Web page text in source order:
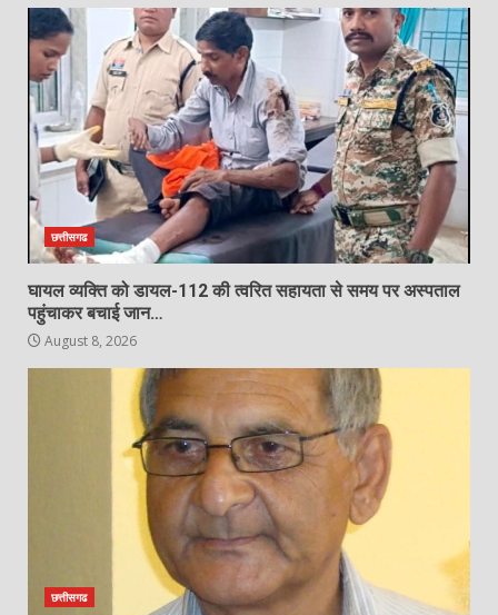
7
138 करोड़ की लागत से नांदघाट-मुंगेली रोड
होगा फोरलेन…
August 8, 2026
छत्तीसगढ
घायल व्यक्ति को डायल-112 की त्वरित सहायता से समय पर अस्पताल
पहुंचाकर बचाई जान…
August 8, 2026
छत्तीसगढ